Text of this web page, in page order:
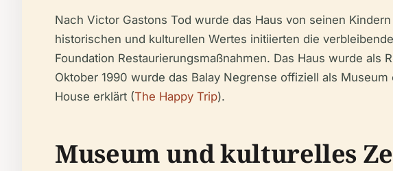
Nach Victor Gastons Tod wurde das Haus von seinen
historischen und kulturellen Wertes initiierten die
Foundation Restaurierungsmaßnahmen. Das Haus wurde
Oktober 1990 wurde das Balay Negrense offiziell als
House erklärt (The Happy Trip).
Museum und kulturelles